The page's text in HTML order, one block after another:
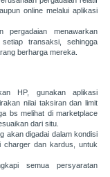
online melalui aplikasi
pergadaian menawarkan
transaksi, sehingga
berharga mereka.
HP, gunakan aplikasi
nilai taksiran dan limit
bs melihat di marketplace
dari situ.
akan digadai dalam kondisi
charger dan kardus, untuk
semua persyaratan